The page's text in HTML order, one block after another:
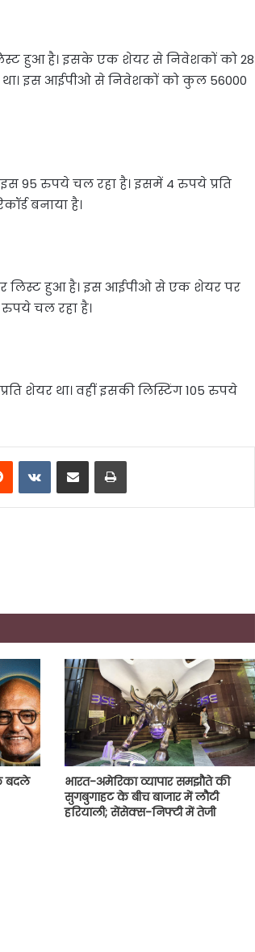
हुआ है। इसके एक शेयर से निवेशकों को 28
था। इस आईपीओ से निवेशकों को कुल 56000
95 रुपये चल रहा है। इसमें 4 रुपये प्रति
बनाया है।
पर लिस्ट हुआ है। इस आईपीओ से एक शेयर पर
चल रहा है।
शेयर था। वहीं इसकी लिस्टिंग 105 रुपये
Reddit VKontakte
Share via Email Print
बदले
भारत-अमेरिका व्यापार समझौते की
सुगबुगाहट के बीच बाजार में लौटी
हरियाली; सेंसेक्स-निफ्टी में तेजी